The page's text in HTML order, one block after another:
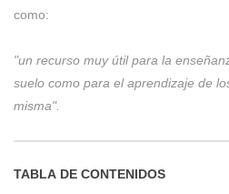
como:
"un recurso muy útil para la
suelo como para el aprendizaje de
misma".
TABLA DE CONTENIDOS